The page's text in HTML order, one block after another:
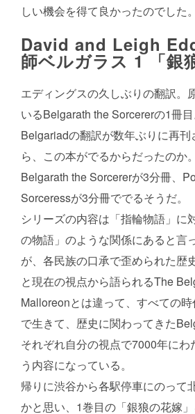
しい機会を得て良かったのでした。
David and Leigh
師ベルガラス 1 「銀
エディングスの久しぶりの翻訳。
いるBelgarath the Sorcererの1冊
Belgariadの翻訳が数年ぶりに再刊
ら、この本がでるからだったのか
Belgarath the Sorcererが3分冊、
Sorceressが3分冊ででるそうだ。
シリーズの内容は「指輪物語」に
の物語」のような関係にあると言
が、各民族の口承で歪められた歴
と現在の視点から語られるThe
Malloreonとは違って、すべての
で生きて、歴史に関わってきた
それぞれ自分の視点で7000年にわ
う内容になっている。
帰りに渋谷から各駅停車にのって
かと思い、1巻目の「銀狼の花嫁」